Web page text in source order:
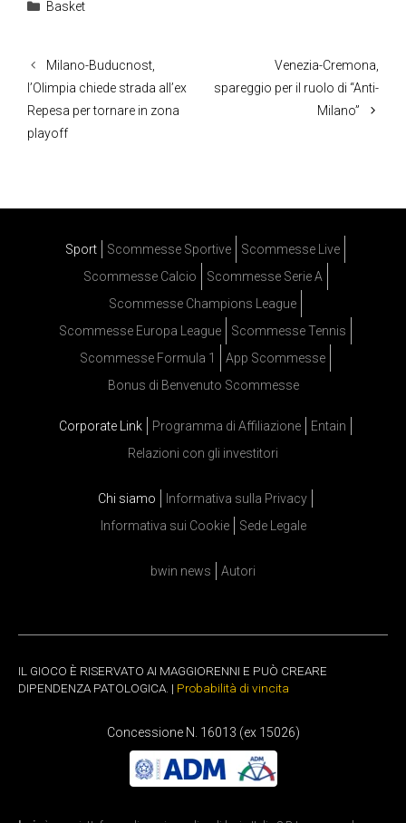
Categorie
Basket
Milano-Buducnost,
l’Olimpia chiede strada all’ex
Repesa per tornare in zona
playoff
Venezia-Cremona,
spareggio per il ruolo di “Anti-
Milano”
Sport Scommesse Sportive
Scommesse Live
Scommesse Calcio
Scommesse Serie A
Scommesse Champions League
Scommesse Europa League
Scommesse Tennis
Scommesse Formula 1
App Scommesse
Bonus di Benvenuto Scommesse
Corporate Link Programma di Affiliazione
Entain
Relazioni con gli investitori
Chi siamo
Informativa sulla Privacy
Informativa sui Cookie
Sede Legale
bwin news Autori
IL GIOCO È RISERVATO AI MAGGIORENNI E PUÒ CREARE
DIPENDENZA PATOLOGICA. | Probabilità di vincita
Concessione N. 16013 (ex 15026)